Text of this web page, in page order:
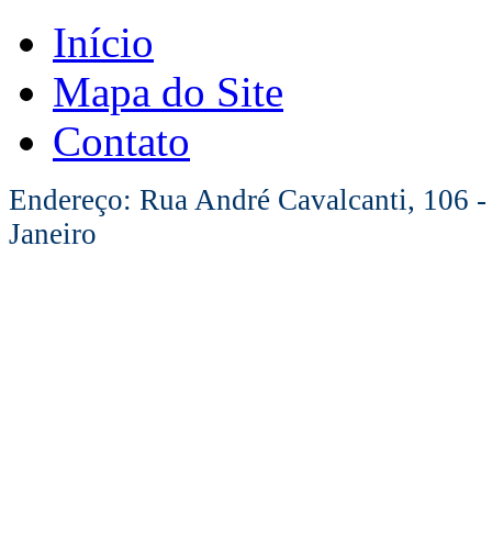
Início
Mapa do Site
Contato
Endereço: Rua André Cavalcanti, 106
Janeiro